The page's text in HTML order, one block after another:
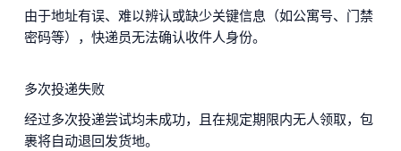
由于地址有误、难以辨认或缺少关键信息（如公寓号、门禁
密码等），快递员无法确认收件人身份。
多次投递失败
经过多次投递尝试均未成功，且在规定期限内无人领取，包
裹将自动退回发货地。